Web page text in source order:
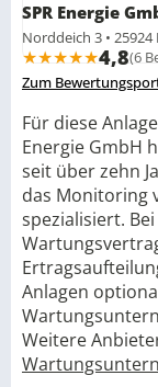
SPR Energie
Norddeich 3 •
★★★★★4,8(6
Zum
Für diese
Energie GmbH
seit über zehn
das Monitoring
spezialisiert.
Anlagen
Weitere